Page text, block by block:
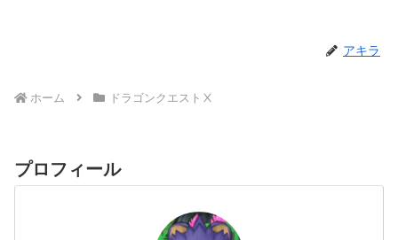
アキラ
ホーム ドラゴンクエストⅩ
プロフィール